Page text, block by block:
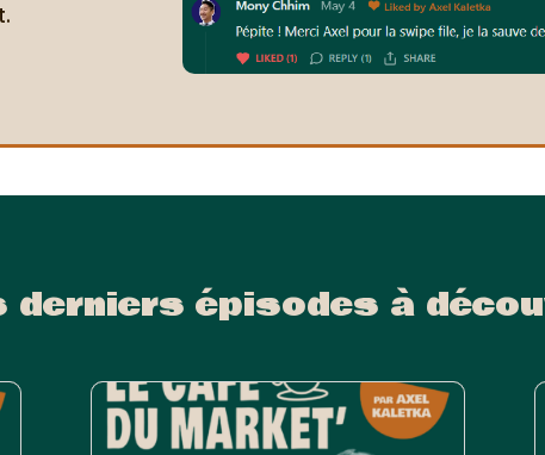
derniers épisodes à